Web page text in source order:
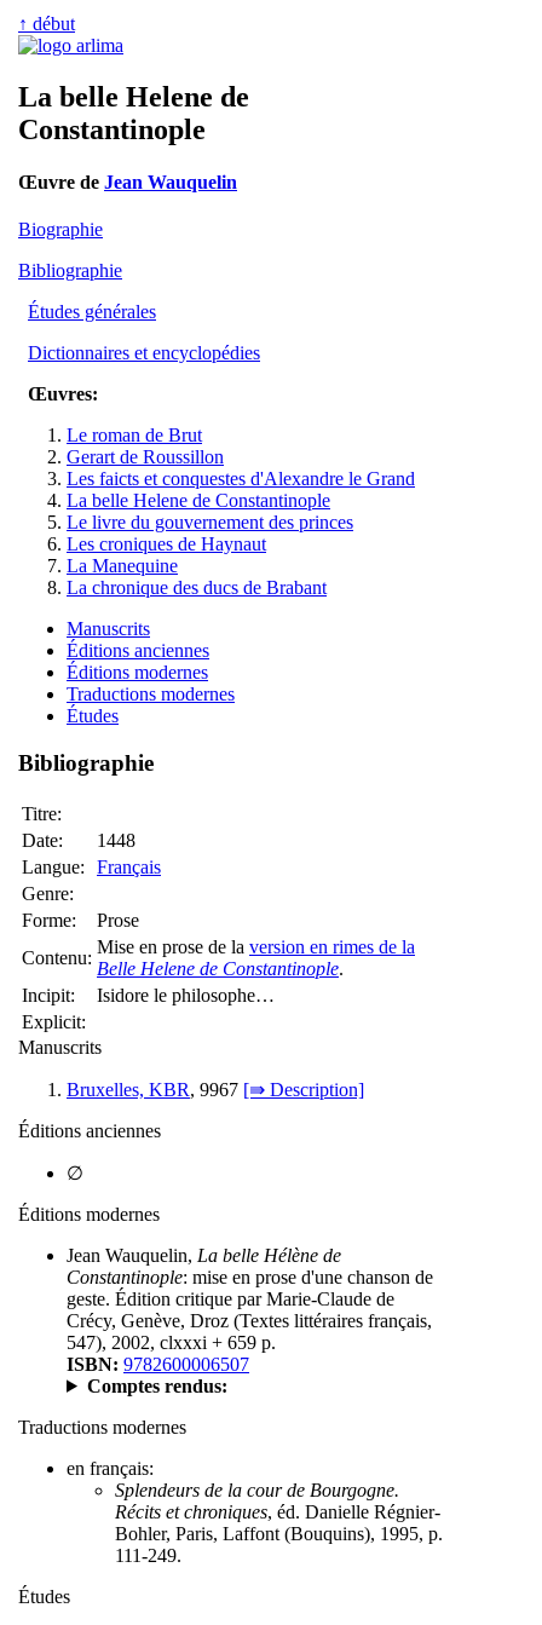
↑ début
La belle Helene de
Constantinople
Œuvre de Jean Wauquelin
Biographie
Bibliographie
Études générales
Dictionnaires et encyclopédies
Œuvres:
Le roman de Brut
Gerart de Roussillon
Les faicts et conquestes d'Alexandre le Grand
La belle Helene de Constantinople
Le livre du gouvernement des princes
Les croniques de Haynaut
La Manequine
La chronique des ducs de Brabant
Manuscrits
Éditions anciennes
Éditions modernes
Traductions modernes
Études
Bibliographie
Titre:
Date:
1448
Langue:
Français
Genre:
Forme:
Prose
Contenu:
Mise en prose de la version en rimes de la
Belle Helene de Constantinople.
Incipit:
Isidore le philosophe…
Explicit:
Manuscrits
Bruxelles, KBR, 9967 [⇛ Description]
Éditions anciennes
∅
Éditions modernes
Jean Wauquelin, La belle Hélène de
Constantinople: mise en prose d'une chanson de
geste. Édition critique par Marie-Claude de
Crécy, Genève, Droz (Textes littéraires français,
547), 2002, clxxxi + 659 p.
ISBN: 9782600006507
Comptes rendus:
Traductions modernes
en français:
Splendeurs de la cour de Bourgogne.
Récits et chroniques, éd. Danielle Régnier-
Bohler, Paris, Laffont (Bouquins), 1995, p.
111-249.
Études